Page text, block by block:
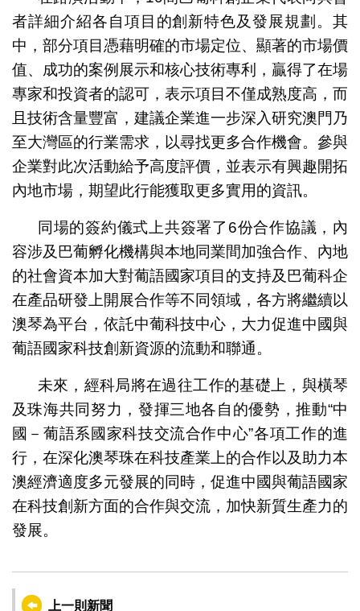
者詳細介紹各自項目的創新特色及發展規劃。其
中，部分項目憑藉明確的市場定位、顯著的市場價
值、成功的案例展示和核心技術專利，贏得了在場
專家和投資者的認可，表示項目不僅成熟度高，而
且技術含量豐富，建議企業進一步深入研究澳門乃
至大灣區的行業需求，以尋找更多合作機會。參與
企業對此次活動給予高度評價，並表示有興趣開拓
內地市場，期望此行能獲取更多實用的資訊。
同場的簽約儀式上共簽署了6份合作協議，內
容涉及巴葡孵化機構與本地同業間加強合作、內地
的社會資本加大對葡語國家項目的支持及巴葡科企
在產品研發上開展合作等不同領域，各方將繼續以
澳琴為平台，依託中葡科技中心，大力促進中國與
葡語國家科技創新資源的流動和聯通。
未來，經科局將在過往工作的基礎上，與橫琴
及珠海共同努力，發揮三地各自的優勢，推動“中
國－葡語系國家科技交流合作中心”各項工作的進
行，在深化澳琴珠在科技產業上的合作以及助力本
澳經濟適度多元發展的同時，促進中國與葡語國家
在科技創新方面的合作與交流，加快新質生產力的
發展。
上一則新聞